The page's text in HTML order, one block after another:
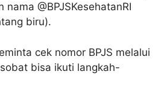
@BPJSKesehatanRI
biru).
cek nomor BPJS melalui
bisa ikuti langkah-